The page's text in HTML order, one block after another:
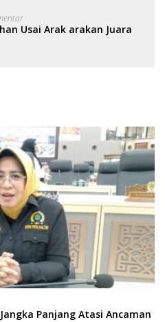
Usai Arak arakan Juara
Panjang Atasi Ancaman